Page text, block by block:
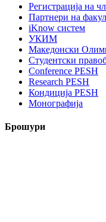
Регистрација на
Партнери на
iKnow систем
УКИМ
Македонски
Студентски
Conference PESH
Research PESH
Кондиција PESH
Монографија
Брошури